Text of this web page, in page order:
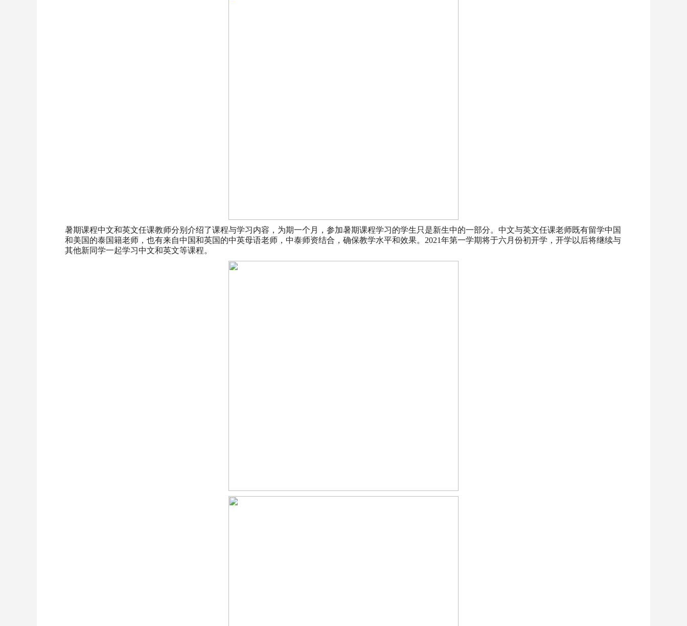
暑期课程中文和英文任课教师分别介绍了课程与学习内容，为期一个月，参加暑期课程学习的学生只是新生中的一部分。中文与英文任课老师既有留学中国
和美国的泰国籍老师，也有来自中国和英国的中英母语老师，中泰师资结合，确保教学水平和效果。2021年第一学期将于六月份初开学，开学以后将继续与
其他新同学一起学习中文和英文等课程。